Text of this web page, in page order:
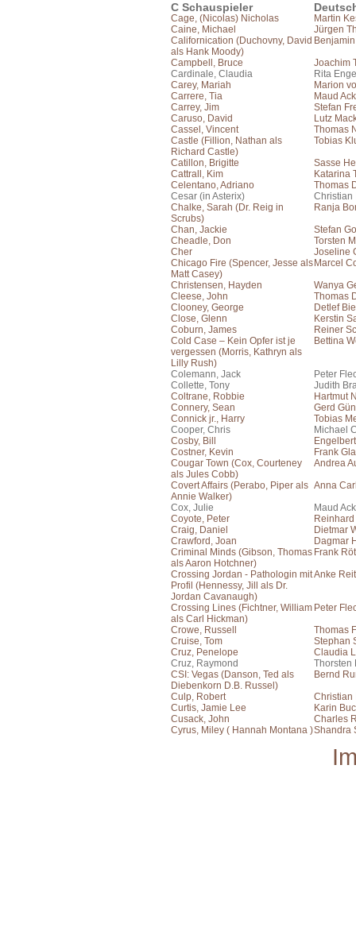
C Schauspieler
Cage, (Nicolas) Nicholas
Martin
Caine, Michael
Jürgen
Californication (Duchovny, David
als Hank Moody)
Campbell, Bruce
Joachim
Cardinale, Claudia
Rita
Carey, Mariah
Marion
Carrere, Tia
Maud
Carrey, Jim
Stefan
Caruso, David
Lutz
Cassel, Vincent
Thomas
Castle (Fillion, Nathan als
Richard Castle)
Tobias
Catillon, Brigitte
Sasse
Cattrall, Kim
Katarina
Celentano, Adriano
Thomas
Cesar (in Asterix)
Christian
Chalke, Sarah (Dr. Reig in
Scrubs)
Ranja
Chan, Jackie
Stefan
Cheadle, Don
Torsten
Cher
Joseline
Chicago Fire (Spencer, Jesse als
Matt Casey)
Marcel
Christensen, Hayden
Wanya
Cleese, John
Thomas
Clooney, George
Detlef
Close, Glenn
Kerstin
Coburn, James
Reiner
Cold Case – Kein Opfer ist je
vergessen (Morris, Kathryn als
Lilly Rush)
Bettina
Colemann, Jack
Peter
Collette, Tony
Judith
Coltrane, Robbie
Hartmut
Connery, Sean
Gerd
Connick jr., Harry
Tobias
Cooper, Chris
Michael
Cosby, Bill
Costner, Kevin
Frank
Cougar Town (Cox, Courteney
als Jules Cobb)
Andrea
Covert Affairs (Perabo, Piper als
Annie Walker)
Anna
Cox, Julie
Maud
Coyote, Peter
Craig, Daniel
Dietmar
Crawford, Joan
Dagmar
Criminal Minds (Gibson, Thomas
als Aaron Hotchner)
Frank
Crossing Jordan - Pathologin mit
Profil (Hennessy, Jill als Dr.
Jordan Cavanaugh)
Anke
Crossing Lines (Fichtner, William
als Carl Hickman)
Peter
Crowe, Russell
Thomas
Cruise, Tom
Stephan
Cruz, Penelope
Claudia
Cruz, Raymond
Thorsten
CSI: Vegas (Danson, Ted als
Diebenkorn D.B. Russel)
Bernd
Culp, Robert
Christian
Curtis, Jamie Lee
Karin
Cusack, John
Charles
Cyrus, Miley ( Hannah Montana )Shandra